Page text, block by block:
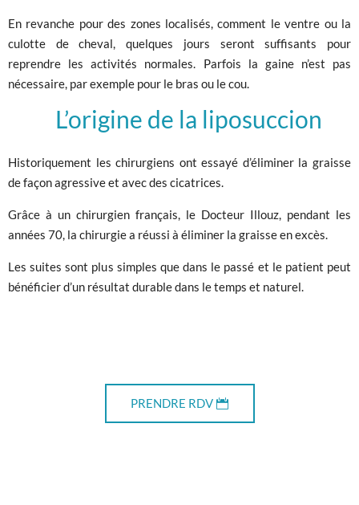
En revanche pour des zones localisés, comment le ventre ou la
culotte de cheval, quelques jours seront suffisants pour
reprendre les activités normales. Parfois la gaine n’est pas
nécessaire, par exemple pour le bras ou le cou.
L’origine de la liposuccion
Historiquement les chirurgiens ont essayé d’éliminer la graisse
de façon agressive et avec des cicatrices.
Grâce à un chirurgien français, le Docteur Illouz, pendant les
années 70, la chirurgie a réussi à éliminer la graisse en excès.
Les suites sont plus simples que dans le passé et le patient peut
bénéficier d’un résultat durable dans le temps et naturel.
PRENDRE RDV